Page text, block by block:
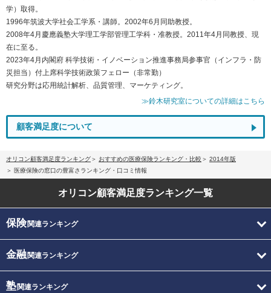
学）取得。
1996年筑波大学社会工学系・講師。2002年6月同助教授。
2008年4月慶應義塾大学理工学部管理工学科・准教授。2011年4月同教授、現
在に至る。
2023年4月内閣府 科学技術・イノベーション推進事務局参事官（インフラ・防
災担当）付上席科学技術政策フェロー（非常勤）
研究分野は応用統計解析、品質管理、マーケティング。
≫鈴木研究室についての詳細はこちら
顧客満足度について
オリコン顧客満足度ランキング おすすめの医療保険ランキング・比較
2014年版
医療保険の窓口の豊富さランキング・口コミ情報
オリコン顧客満足度ランキング一覧
保険関連ランキング
金融関連ランキング
塾関連ランキング